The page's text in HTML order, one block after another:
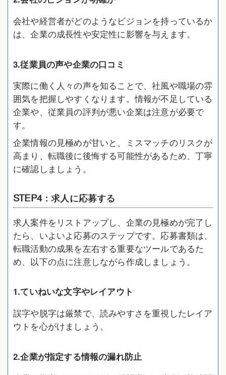
会社や経営者がどのようなビジョンを持っているか
は、企業の成長性や安定性に影響を与えます。
3.従業員の声や企業の口コミ
実際に働く人々の声を知ることで、社風や職場の雰
囲気を把握しやすくなります。情報が不足している
企業や、従業員の評判が悪い企業は注意が必要で
す。
企業情報の見極めが甘いと、ミスマッチのリスクが
高まり、転職後に後悔する可能性があるため、丁寧
に確認しましょう。
STEP4：求人に応募する
求人案件をリストアップし、企業の見極めが完了し
たら、いよいよ応募のステップです。応募書類は、
転職活動の成果を左右する重要なツールであるた
め、以下の点に注意しながら作成しましょう。
1.ていねいな文字やレイアウト
誤字や脱字は厳禁で、読みやすさを重視したレイア
ウトを心がけましょう。
2.企業が指定する情報の漏れ防止